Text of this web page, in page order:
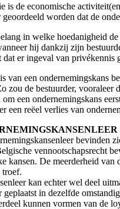
is de economische
worden dat de
in welke hoedanigheid
hij dankzij zijn
er ingeval van privékennis
van een ondernemingskans
zou de bestuurder, vooraleer
om een ondernemingskans
een reëel verlies van
bevinden
vennootschapsrecht
kansen. De meerderheid van
kan echter wel deel
in dezelfde
kunnen vormen van de